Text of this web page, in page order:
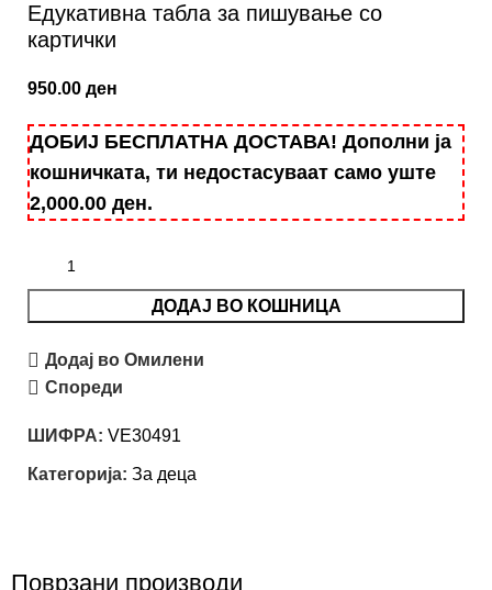
Едукативна табла за пишување со
картички
950.00 ден
ДОБИЈ БЕСПЛАТНА ДОСТАВА! Дополни ја
кошничката, ти недостасуваат само уште
2,000.00 ден.
ДОДАЈ ВО КОШНИЦА
Додај во Омилени
Спореди
ШИФРА: VE30491
Категорија: За деца
Поврзани производи